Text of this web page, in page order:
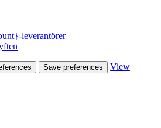
leverantörer
Save preferences
View